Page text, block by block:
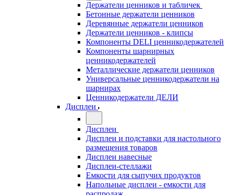
Держатели ценников и табличек
Бетонные держатели ценников
Деревянные держатели ценников
Держатели ценников - клипсы
Компоненты DELI ценникодержателей
Компоненты шарнирных
ценникодержателей
Металлические держатели ценников
Универсальные ценникодержатели на
шарнирах
Ценникодержатели ДЕЛИ
Дисплеи
Дисплеи
Дисплеи и подставки для настольного
размещения товаров
Дисплеи навесные
Дисплеи-стеллажи
Емкости для сыпучих продуктов
Напольные дисплеи - емкости для